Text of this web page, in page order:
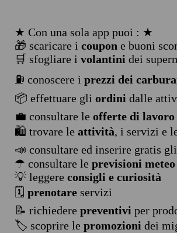
★ Con una sola app puoi : ★
🎁 scaricare i coupon e buoni
🛒 sfogliare i volantini dei
⛽ conoscere i prezzi dei
📦 effettuare gli ordini dalle
💼 consultare le offerte di lavoro
🛍️ trovare le attività, i servizi e
📣 consultare ed inserire gratis gli
☂ consultare le previsioni meteo
💡 leggere consigli e curiosità
🗓️ prenotareservizi
📝 richiedere preventivi per
🏷️ scoprire le promozioni dei